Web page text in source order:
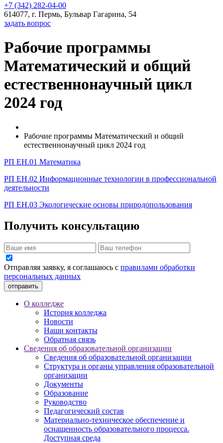
+7 (342) 282-04-00
614077, г. Пермь, Бульвар Гагарина, 54
задать вопрос
Рабочие программы
Математический и общий
естественнонаучный цикл
2024 год
Рабочие программы Математический и общий
естественнонаучный цикл 2024 год
РП ЕН.01 Математика
РП ЕН.02 Информационные технологии в профессиональной
деятельности
РП ЕН.03 Экологические основы природопользования
Получить консультацию
Отправляя заявку, я соглашаюсь с правилами обработки
персональных данных
отправить
О колледже
История колледжа
Новости
Наши контакты
Обратная связь
Сведения об образовательной организации
Сведения об образовательной организации
Структура и органы управления образовательной
организации
Документы
Образование
Руководство
Педагогический состав
Материально-техническое обеспечение и
оснащенность образовательного процесса.
Доступная среда